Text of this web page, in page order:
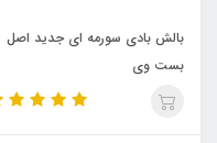
بالش بادی سورمه ای جدید اصل
بست وی